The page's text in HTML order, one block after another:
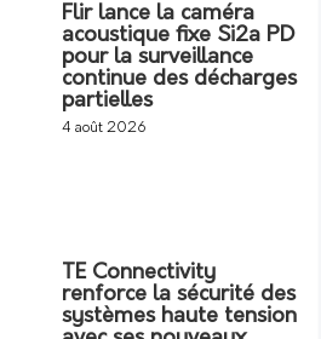
Flir lance la caméra
acoustique fixe Si2a PD
pour la surveillance
continue des décharges
partielles
4 août 2026
TE Connectivity
renforce la sécurité des
systèmes haute tension